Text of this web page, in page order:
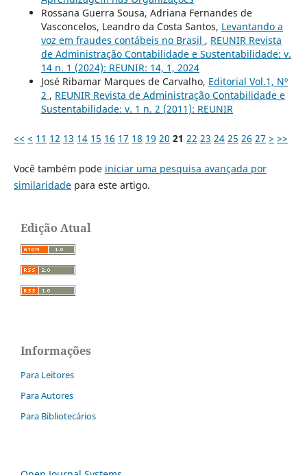
Rossana Guerra Sousa, Adriana Fernandes de
Vasconcelos, Leandro da Costa Santos, Levantando a
voz em fraudes contábeis no Brasil , REUNIR Revista
de Administração Contabilidade e Sustentabilidade: v.
14 n. 1 (2024): REUNIR: 14, 1, 2024
José Ribamar Marques de Carvalho, Editorial Vol.1, Nº
2 , REUNIR Revista de Administração Contabilidade e
Sustentabilidade: v. 1 n. 2 (2011): REUNIR
<< < 11 12 13 14 15 16 17 18 19 20 21 22 23 24 25 26 27 > >>
Você também pode iniciar uma pesquisa avançada por
similaridadepara este artigo.
Edição Atual
Informações
Para Leitores
Para Autores
Para Bibliotecários